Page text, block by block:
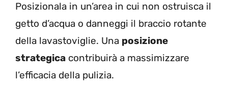
Posizionala in un’area in cui non ostruisca il
getto d’acqua o danneggi il braccio rotante
della lavastoviglie. Una posizione
strategica contribuirà a massimizzare
l’efficacia della pulizia.